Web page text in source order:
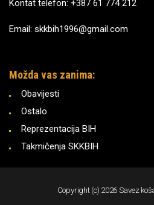
Kontat telefon: +387 61 774 212
Email: skkbih1996@gmail.com
Možda vas zanima:
Obavijesti
Ostalo
Reprezentacija BIH
Takmičenja SKKBIH
Copyright (c) 2026 Savez